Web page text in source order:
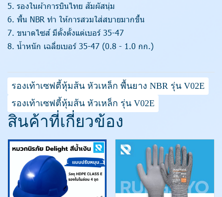
5. รองในผ้าการบินไทย สัมผัสนุ่ม
6. พื้น NBR ทำ ให้การสวมใส่สบายมากขึ้น
7. ขนาดไซส์ มีตั้งตั้งแต่เบอร์ 35-47
8. น้ำหนัก เฉลี่ยเบอร์ 35-47 (0.8 - 1.0 กก.)
รองเท้าเซฟตี้หุ้มส้น หัวเหล็ก พื้นยาง NBR รุ่น V02E
รองเท้าเซฟตี้หุ้มส้น หัวเหล็ก รุ่น V02E
สินค้าที่เกี่ยวข้อง